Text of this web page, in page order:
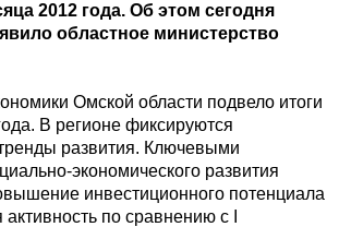
2012 года. Об этом сегодня
областное министерство
Омской области подвело итоги
В регионе фиксируются
развития. Ключевыми
экономического развития
инвестиционного потенциала
по сравнению с I